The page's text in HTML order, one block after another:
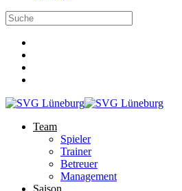
Team
Spieler
Trainer
Betreuer
Management
Saison